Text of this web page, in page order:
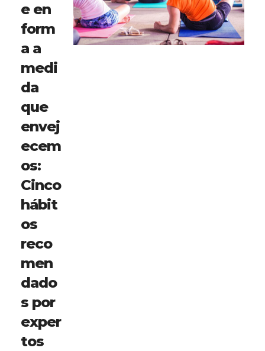
e en
form
a a
medi
da
que
envej
ecem
os:
Cinco
hábit
os
reco
men
dado
s por
exper
tos